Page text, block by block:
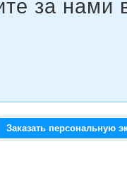
Заказать персональную